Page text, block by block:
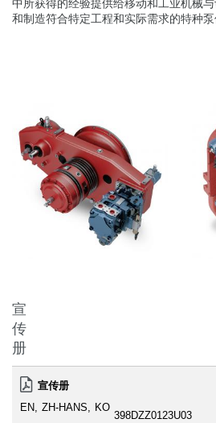
中所获得的经验提供给移动和工业机械
和制造符合特定工程和实际需求的特种泵
宣
传
册
宣传册
EN
ZH-HANS KO
398DZZ0123U03